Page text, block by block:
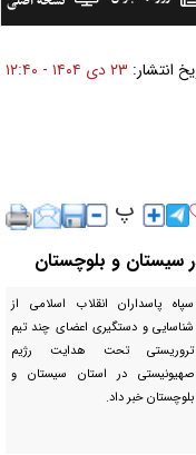
انتشار: ۲۳ دی ۱۴۰۴ - ۱۲:۴۰
سیستان‌ و بلوچستان
سپاه پاسداران انقلاب اسلامی از
شناسایی و دستگیری اعضای چند تیم
تروریستی تحت هدایت رژیم
صهیونیستی در استان سیستان و
بلوچستان خبر داد.